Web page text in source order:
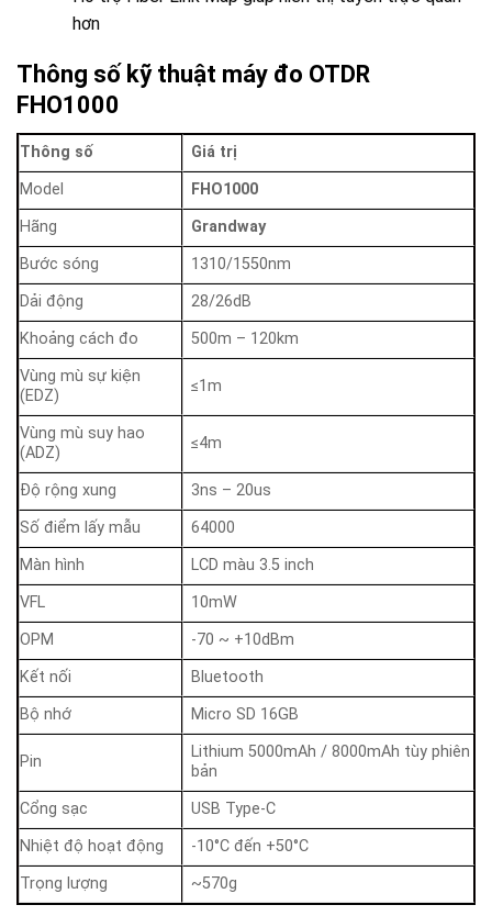
hơn
Thông số kỹ thuật máy đo OTDR
FHO1000
Thông số
Giá trị
Model
FHO1000
Hãng
Grandway
Bước sóng
1310/1550nm
Dải động
28/26dB
Khoảng cách đo
500m – 120km
Vùng mù sự kiện
(EDZ)
≤1m
Vùng mù suy hao
(ADZ)
≤4m
Độ rộng xung
3ns – 20us
Số điểm lấy mẫu
64000
Màn hình
LCD màu 3.5 inch
VFL
10mW
OPM
-70 ~ +10dBm
Kết nối
Bluetooth
Bộ nhớ
Micro SD 16GB
Pin
Lithium 5000mAh / 8000mAh tùy phiên
bản
Cổng sạc
USB Type-C
Nhiệt độ hoạt động
-10°C đến +50°C
Trọng lượng
~570g